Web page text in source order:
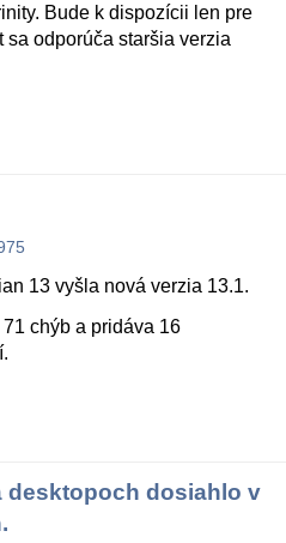
Bude k dispozícii len pre
sa odporúča staršia verzia
13 vyšla nová verzia 13.1.
chýb a pridáva 16
desktopoch dosiahlo v